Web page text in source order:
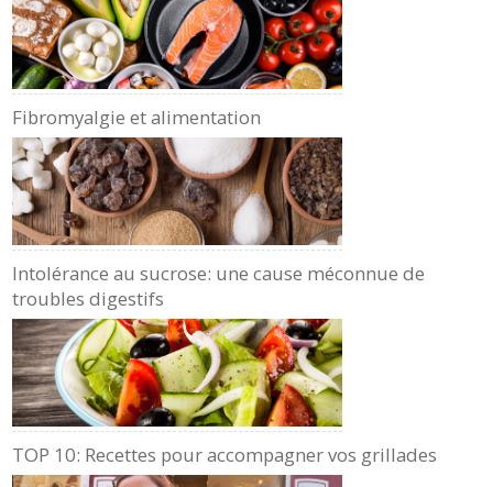
Fibromyalgie et alimentation
Intolérance au sucrose: une cause méconnue de
troubles digestifs
TOP 10: Recettes pour accompagner vos grillades